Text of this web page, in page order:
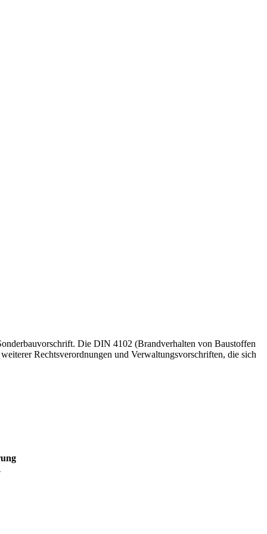
Die DIN 4102 (Brandverhalten von Baustoffen
Rechtsverordnungen und Verwaltungsvorschriften, die sich